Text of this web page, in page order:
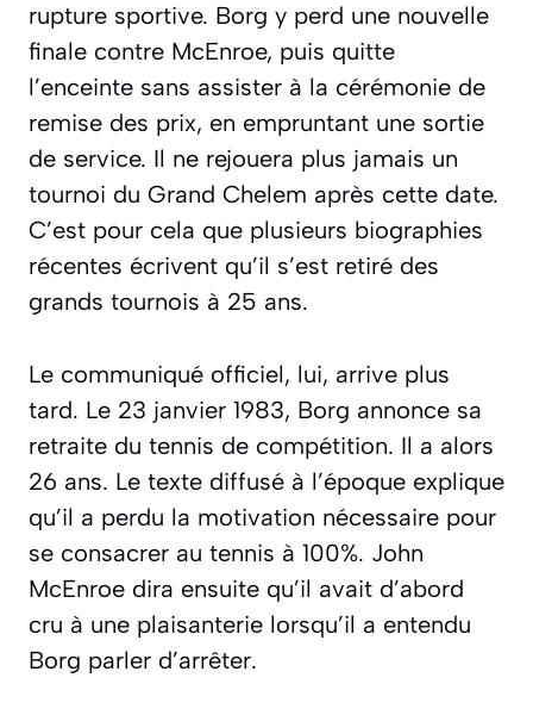
rupture sportive. Borg y perd une nouvelle
finale contre McEnroe, puis quitte
l’enceinte sans assister à la cérémonie de
remise des prix, en empruntant une sortie
de service. Il ne rejouera plus jamais un
tournoi du Grand Chelem après cette date.
C’est pour cela que plusieurs biographies
récentes écrivent qu’il s’est retiré des
grands tournois à 25 ans.
Le communiqué officiel, lui, arrive plus
tard. Le 23 janvier 1983, Borg annonce sa
retraite du tennis de compétition. Il a alors
26 ans. Le texte diffusé à l’époque explique
qu’il a perdu la motivation nécessaire pour
se consacrer au tennis à 100%. John
McEnroe dira ensuite qu’il avait d’abord
cru à une plaisanterie lorsqu’il a entendu
Borg parler d’arrêter.